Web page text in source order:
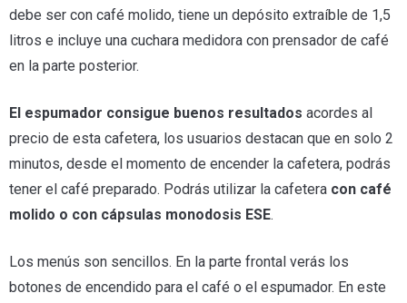
debe ser con café molido, tiene un depósito extraíble de 1,5
litros e incluye una cuchara medidora con prensador de café
en la parte posterior.
El espumador consigue buenos resultados acordes al
precio de esta cafetera, los usuarios destacan que en solo 2
minutos, desde el momento de encender la cafetera, podrás
tener el café preparado. Podrás utilizar la cafetera con café
molido o con cápsulas monodosis ESE.
Los menús son sencillos. En la parte frontal verás los
botones de encendido para el café o el espumador. En este